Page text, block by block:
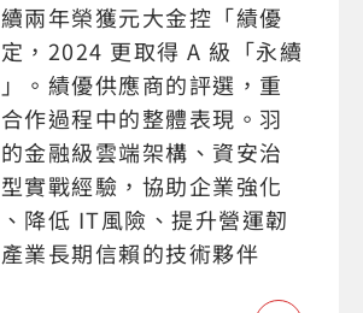
兩年榮獲元大金控「績優
，2024 更取得 A 級「永續
。績優供應商的評選，重
作過程中的整體表現。羽
金融級雲端架構、資安治
實戰經驗，協助企業強化
降低 IT風險、提升營運韌
業長期信賴的技術夥伴